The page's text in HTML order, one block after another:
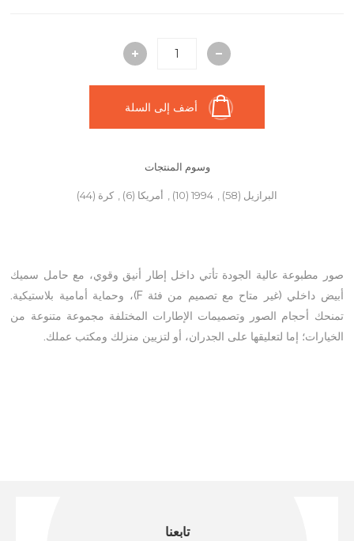
أضف إلى السلة
وسوم المنتجات
البرازيل (58)
,
1994
(10)
, أمريكا (6)
, كرة (44)
صور مطبوعة عالية الجودة تأتي داخل إطار أنيق وقوي، مع حامل سميك
أبيض داخلي (غير متاح مع تصميم من فئة F)، وحماية أمامية بلاستيكية.
تمنحك أحجام الصور وتصميمات الإطارات المختلفة مجموعة متنوعة من
الخيارات؛ إما لتعليقها على الجدران، أو لتزيين منزلك ومكتب عملك.
تابعنا